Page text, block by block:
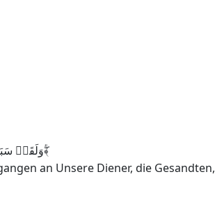
وَلَقَدۡ سَبَقَتۡ کَلِمَتُنَا لِعِبَادِنَا الۡمُرۡسَلِیۡنَ ﴿۱۷۲﴾ۚۖ
an Unsere Diener, die Gesandten,